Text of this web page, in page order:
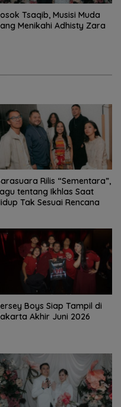
Tsaqib, Musisi Muda
Menikahi Adhisty Zara
Rilis “Sementara”,
tentang Ikhlas Saat
Tak Sesuai Rencana
Boys Siap Tampil di
Akhir Juni 2026